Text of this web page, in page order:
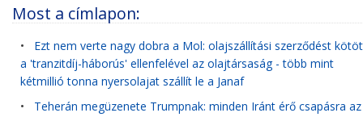
Most a címlapon:
• Ezt nem verte nagy dobra a Mol: olajszállítási szerződést
a 'tranzitdíj-háborús' ellenfelével az olajtársaság - több mint
kétmillió tonna nyersolajat szállít le a Janaf
• Teherán megüzenete Trumpnak: minden Iránt érő csapásra az